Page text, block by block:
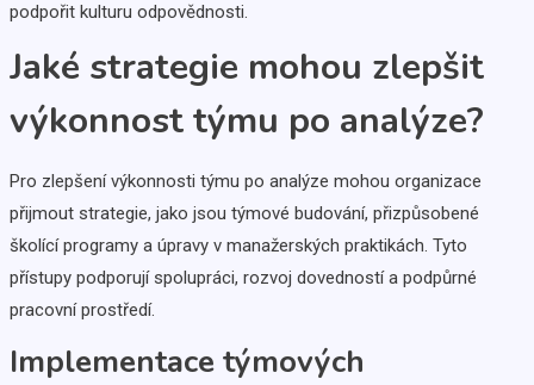
podpořit kulturu odpovědnosti.
Jaké strategie mohou zlepšit
výkonnost týmu po analýze?
Pro zlepšení výkonnosti týmu po analýze mohou organizace
přijmout strategie, jako jsou týmové budování, přizpůsobené
školící programy a úpravy v manažerských praktikách. Tyto
přístupy podporují spolupráci, rozvoj dovedností a podpůrné
pracovní prostředí.
Implementace týmových